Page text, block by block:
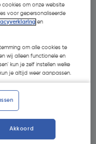
L
en haal binnen 10
om onze website
voor gepersonaliseerde
en
om alle cookies te
wij alleen functionele en
kun je zelf instellen welke
je altijd weer aanpassen.
Akkoord